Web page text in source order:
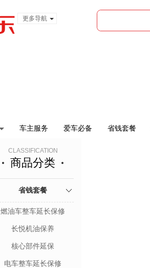
更多导航
车主服务 爱车必备 省钱套餐
CLASSIFICATION
商品分类
省钱套餐
燃油车整车延长保修
长悦机油保养
核心部件延保
电车整车延长保修